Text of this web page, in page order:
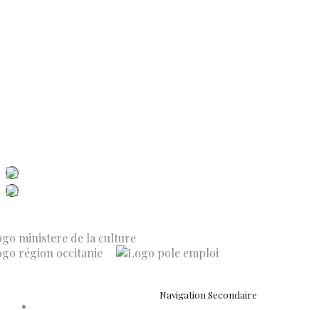
Navigation Secondaire